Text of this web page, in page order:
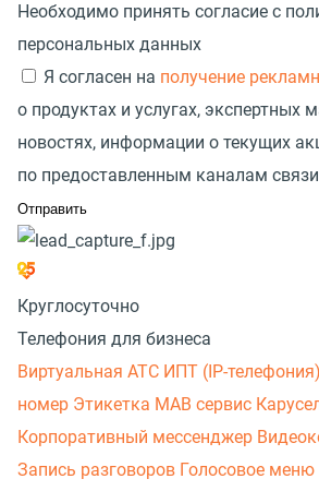
Необходимо принять согласие с
персональных данных
Я согласен на получение
о продуктах и услугах, экспертных
новостях, информации о текущих
по предоставленным каналам связи
Круглосуточно
Телефония для бизнеса
Виртуальная АТС ИПТ (IP-телефония)
номер Этикетка МАВ сервис
Корпоративный мессенджер
Запись разговоров Голосовое меню